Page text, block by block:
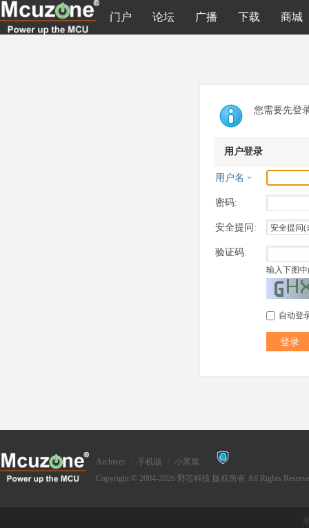
门户 论坛 广播 下载 商城
您需要先登
用户登录
用户名
密码:
安全提问:
验证码:
输入下图
自动登
登录
Archiver 手机版 小黑屋
Copyright © 2004-2026 野芯科技 版权所有 All Rights